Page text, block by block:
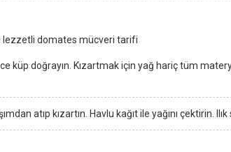
lezzetli domates mücveri tarifi
küp doğrayın. Kızartmak için yağ hariç tüm
atıp kızartın. Havlu kağıt ile yağını çektirin.